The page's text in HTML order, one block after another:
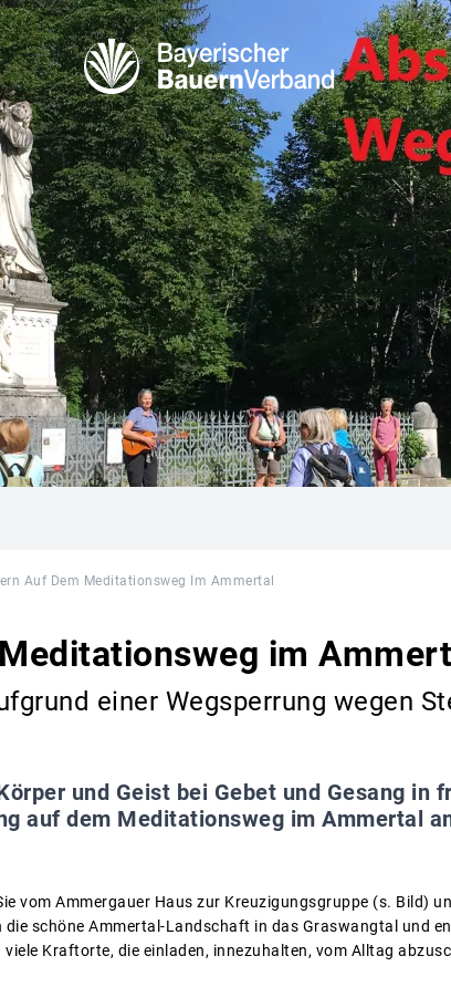
Auf Dem Meditationsweg Im Ammertal
im
einer Wegsperrung wegen
und Geist bei Gebet und Gesang in
auf dem Meditationsweg im Ammertal
vom Ammergauer Haus zur Kreuzigungsgruppe (s. Bild)
die schöne Ammertal-Landschaft in das Graswangtal und
viele Kraftorte, die einladen, innezuhalten, vom Alltag